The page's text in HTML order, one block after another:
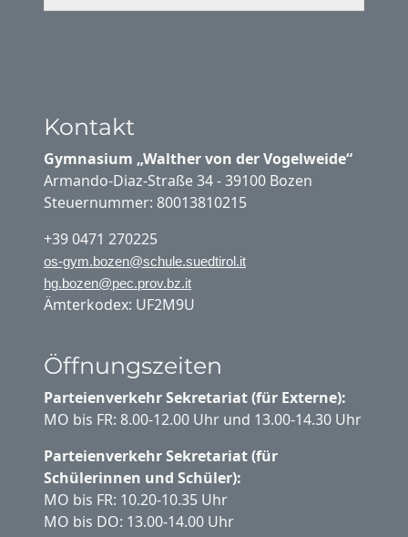
Kontakt
Gymnasium „Walther von der Vogelweide“
Armando-Diaz-Straße 34 - 39100 Bozen
Steuernummer: 80013810215
+39 0471 270225
os-gym.bozen@schule.suedtirol.it
hg.bozen@pec.prov.bz.it
Ämterkodex: UF2M9U
Öffnungszeiten
Parteienverkehr Sekretariat (für Externe):
MO bis FR: 8.00-12.00 Uhr und 13.00-14.30 Uhr
Parteienverkehr Sekretariat (für
Schülerinnen und Schüler):
MO bis FR: 10.20-10.35 Uhr
MO bis DO: 13.00-14.00 Uhr